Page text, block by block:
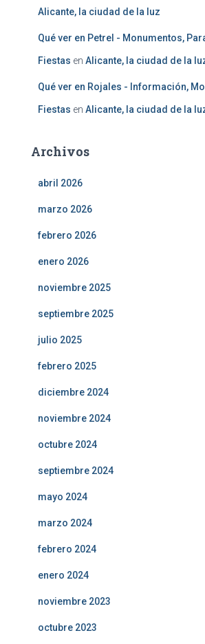
Alicante, la ciudad de la luz
Qué ver en Petrel - Monumentos,
Fiestas en Alicante, la ciudad de la
Qué ver en Rojales - Información,
Fiestas en Alicante, la ciudad de la
Archivos
abril 2026
marzo 2026
febrero 2026
enero 2026
noviembre 2025
septiembre 2025
julio 2025
febrero 2025
diciembre 2024
noviembre 2024
octubre 2024
septiembre 2024
mayo 2024
marzo 2024
febrero 2024
enero 2024
noviembre 2023
octubre 2023